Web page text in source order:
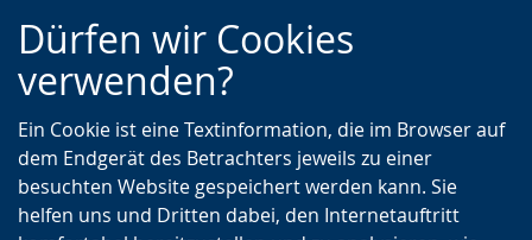
Zur
Hauptnavigation
Zur
Seitennavigation
Zum
Inhalt
Dürfen wir Cookies
verwenden?
Ein Cookie ist eine Textinformation, die im Browser auf
dem Endgerät des Betrachters jeweils zu einer
besuchten Website gespeichert werden kann. Sie
helfen uns und Dritten dabei, den Internetauftritt